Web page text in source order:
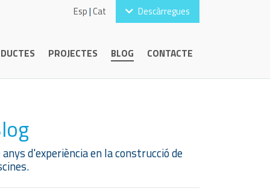
Descàrregues
Esp|Cat
PROJECTES BLOG CONTACTE
d'experiència en la construcció de